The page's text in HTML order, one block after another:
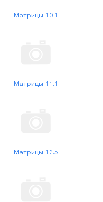
Матрицы 10.1
Матрицы 11.1
Матрицы 12.5